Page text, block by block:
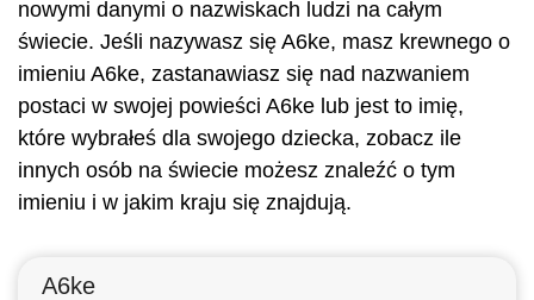
nowymi danymi o nazwiskach ludzi na całym
świecie. Jeśli nazywasz się A6ke, masz krewnego o
imieniu A6ke, zastanawiasz się nad nazwaniem
postaci w swojej powieści A6ke lub jest to imię,
które wybrałeś dla swojego dziecka, zobacz ile
innych osób na świecie możesz znaleźć o tym
imieniu i w jakim kraju się znajdują.
A6ke